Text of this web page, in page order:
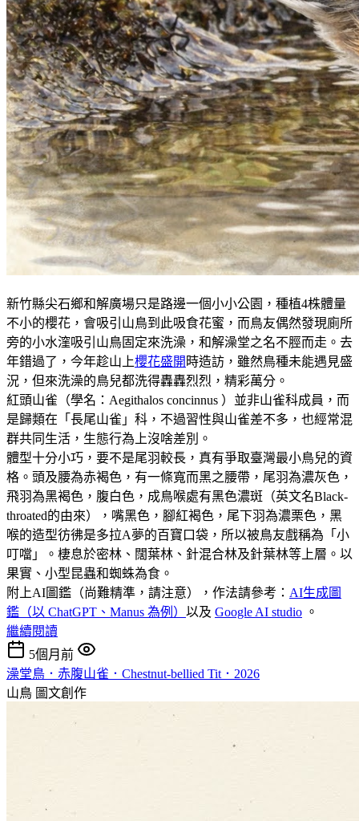
新竹縣尖石鄉和解廣場只是路邊一個小小公園，種植4株體量
不小的櫻花，會吸引山鳥到此吸食花蜜，而鳥友偶然發現廁所
旁的小水漥吸引山鳥固定來洗澡，和解澡堂之名不脛而走。去
年錯過了，今年趁山上櫻花盛開 時造訪，雖然鳥種未能遇見盛
況，但來洗澡的鳥兒都洗得轟轟烈烈，精彩萬分。
紅頭山雀（學名：Aegithalos concinnus ）並非山雀科成員，而
是歸類在「長尾山雀」科，不過習性與山雀差不多，也經常混
群共同生活，生態行為上沒啥差別。
體型十分小巧，要不是尾羽較長，真有爭取臺灣最小鳥兒的資
格。頭及腰為赤褐色，有一條寬而黑之腰帶，尾羽為濃灰色，
飛羽為黑褐色，腹白色，成鳥喉處有黑色濃斑（英文名Black-
throated的由來），嘴黑色，腳紅褐色，尾下羽為濃栗色，黑
喉的造型彷彿是多拉A夢的百寶口袋，所以被鳥友戲稱為「小
叮噹」。棲息於密林、闊葉林、針混合林及針葉林等上層。以
果實、小型昆蟲和蜘蛛為食。
附上AI圖鑑（尚難精準，請注意），作法請參考： AI生成圖
鑑（以 ChatGPT、Manus 為例） 以及 Google AI studio 。
繼續閱讀
5個月前
澡堂鳥．赤腹山雀．Chestnut-bellied Tit．2026
山鳥 圖文創作